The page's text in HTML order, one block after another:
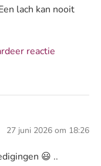
lach kan nooit
reactie
27 juni 2026 om 18:26
😃 ..